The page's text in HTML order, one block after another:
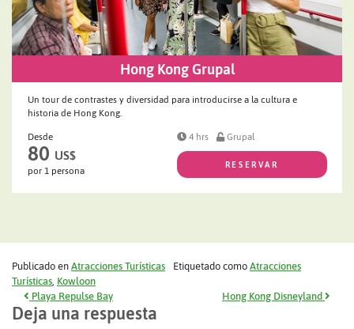
Hong Kong Grupal
Un tour de contrastes y diversidad para introducirse a la cultura e
historia de Hong Kong.
Desde
80 US$
por 1 persona
4 hrs Grupal
RESERVAR
Publicado en Atracciones Turísticas Etiquetado como Atracciones
Turísticas Kowloon
Navegación de entradas
Playa Repulse Bay Hong Kong Disneyland
Deja una respuesta